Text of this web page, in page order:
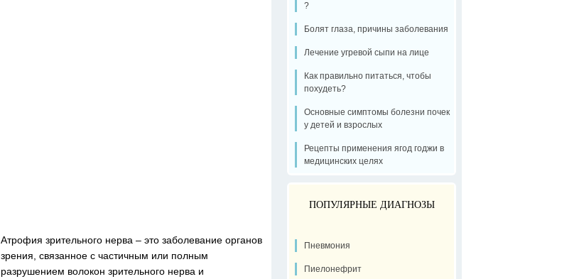
Атрофия зрительного нерва – это заболевание органов
зрения, связанное с частичным или полным
разрушением волокон зрительного нерва и
?
Болят глаза, причины заболевания
Лечение угревой сыпи на лице
Как правильно питаться, чтобы
похудеть?
Основные симптомы болезни почек
у детей и взрослых
Рецепты применения ягод годжи в
медицинских целях
ПОПУЛЯРНЫЕ ДИАГНОЗЫ
Пневмония
Пиелонефрит